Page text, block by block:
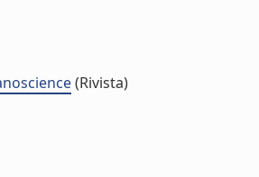
(Rivista)